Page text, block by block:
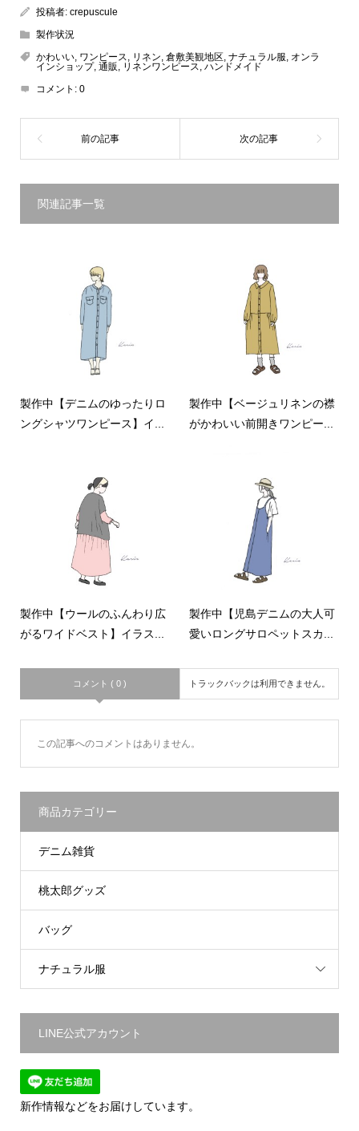
投稿者: crepuscule
製作状況
かわいい, ワンピース, リネン, 倉敷美観地区, ナチュラル服, オンラ
インショップ, 通販 , リネンワンピース, ハンドメイド
コメント: 0
関連記事一覧
製作中【デニムのゆったりロ
ングシャツワンピース】イ...
製作中【ベージュリネンの襟
がかわいい前開きワンピー...
製作中【ウールのふんわり広
がるワイドベスト】イラス...
製作中【児島デニムの大人可
愛いロングサロペットスカ...
コメント ( 0 ) トラックバックは利用できません。
この記事へのコメントはありません。
商品カテゴリー
デニム雑貨
桃太郎グッズ
バッグ
ナチュラル服
LINE公式アカウント
新作情報などをお届けしています。